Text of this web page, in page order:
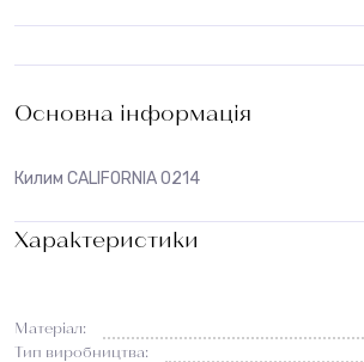
Основна інформація
Килим CALIFORNIA 0214
Характеристики
Матеріал:
Тип виробництва: